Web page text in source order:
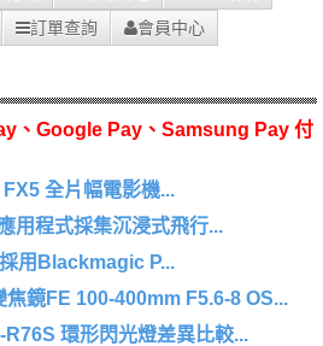
訂單查詢 會員中心
、Google Pay、Samsung Pay 付
全片幅電影機...
用程式採集沉浸式飛行...
用Blackmagic P...
鏡FE 100-400mm F5.6-8 OS...
環形閃光燈差異比較...